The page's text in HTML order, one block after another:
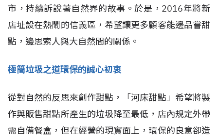
市，持續訴說著自然界的故事。於是，2016年將新
店址設在熱鬧的信義區，希望讓更多顧客能邊品嘗甜
點，邊思索人與大自然間的關係。
極簡垃圾之道環保的誠心初衷
從對自然的反思來創作甜點，「河床甜點」希望將製
作與販售甜點所產生的垃圾降至最低，店內規定外帶
需自備餐盒，但在經營的現實面上，環保的良意卻造